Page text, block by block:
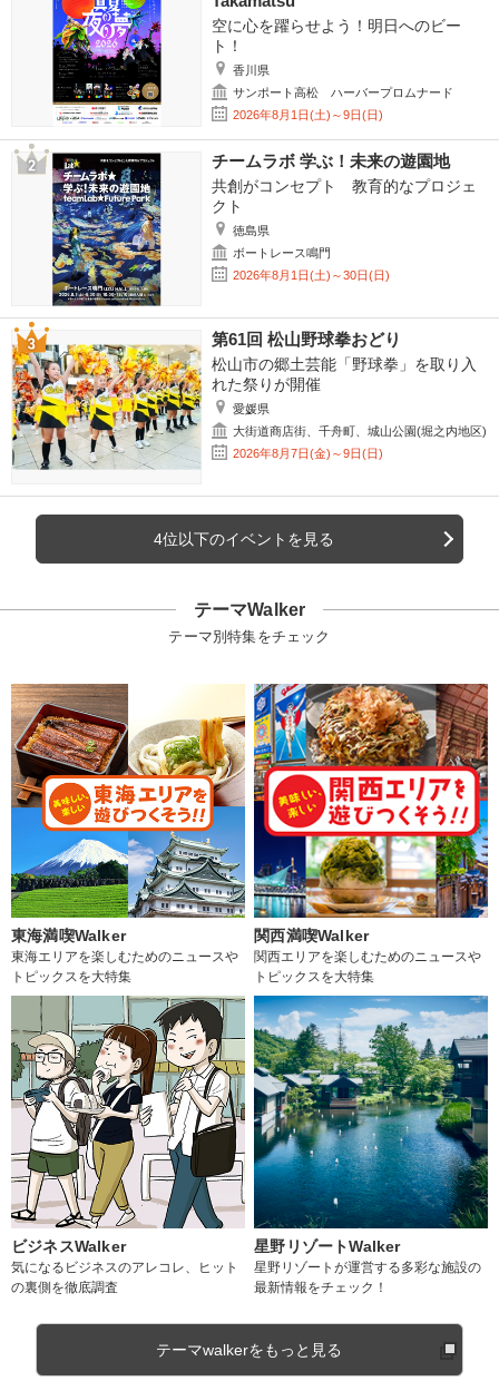
空に心を躍らせよう！明日へのビー
ト！
香川県
サンポート高松 ハーバープロムナード
2026年8月1日(土)～9日(日)
チームラボ 学ぶ！未来の遊園地
共創がコンセプト 教育的なプロジェ
クト
徳島県
ボートレース鳴門
2026年8月1日(土)～30日(日)
第61回 松山野球拳おどり
松山市の郷土芸能「野球拳」を取り入
れた祭りが開催
愛媛県
大街道商店街、千舟町、城山公園(堀之内地区)
2026年8月7日(金)～9日(日)
4位以下のイベントを見る
テーマWalker
テーマ別特集をチェック
東海満喫Walker
東海エリアを楽しむためのニュースや
トピックスを大特集
関西満喫Walker
関西エリアを楽しむためのニュースや
トピックスを大特集
ビジネスWalker
気になるビジネスのアレコレ、ヒット
の裏側を徹底調査
星野リゾートWalker
星野リゾートが運営する多彩な施設の
最新情報をチェック！
テーマwalkerをもっと見る